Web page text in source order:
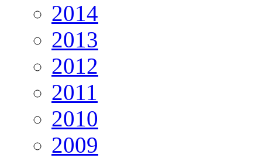
2014
2013
2012
2011
2010
2009